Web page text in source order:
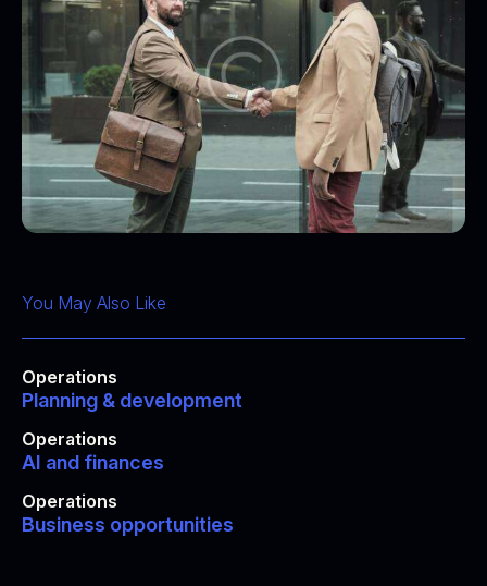
You May Also Like
Operations
Planning & development
Operations
AI and finances
Operations
Business opportunities